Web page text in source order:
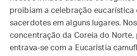
proibiam a celebração eucarística
sacerdotes em alguns lugares.
concentração da Coreia do Norte,
entrava-se com a Eucaristia